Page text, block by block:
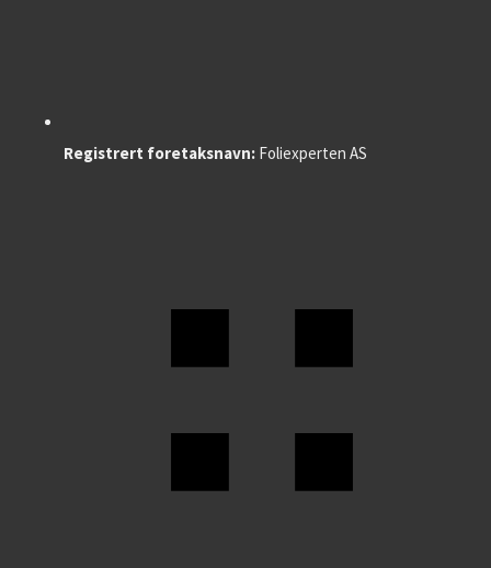
Registrert foretaksnavn: Foliexperten AS